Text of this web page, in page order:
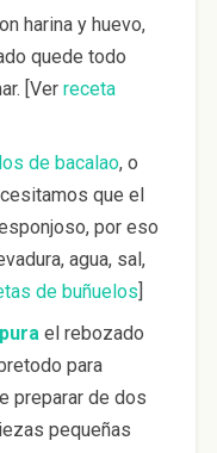
harina y huevo,
quede todo
[Ver receta
de bacalao, o
que el
por eso
agua, sal,
de buñuelos]
el rebozado
para
preparar de dos
pequeñas